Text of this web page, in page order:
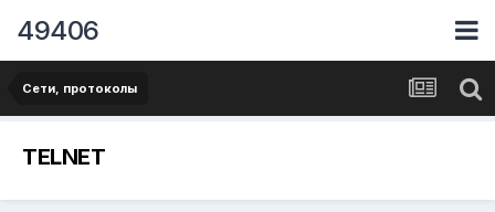
49406
Сети, протоколы
TELNET